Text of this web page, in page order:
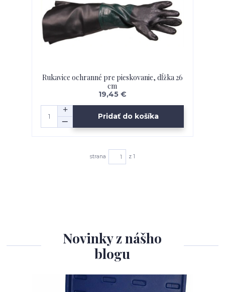
Rukavice ochranné pre pieskovanie, dĺžka 26
cm
19,45 €
Pridať do košíka
strana z 1
Novinky z nášho
blogu